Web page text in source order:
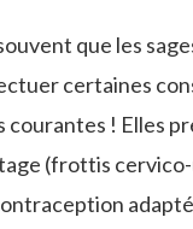
que les
certaines
courantes ! Elles
(frottis